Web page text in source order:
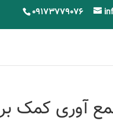
09173779076
آوری کمک